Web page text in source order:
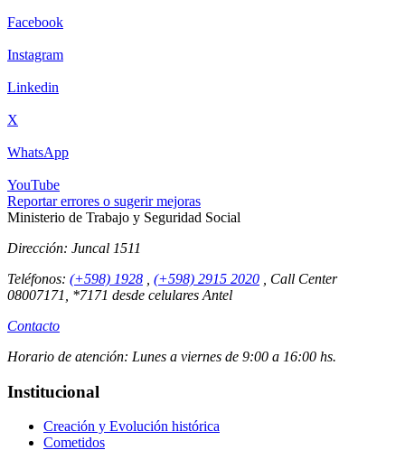
Facebook
Instagram
Linkedin
X
WhatsApp
YouTube
Reportar errores o sugerir mejoras
Ministerio de Trabajo y Seguridad Social
Dirección: Juncal 1511
Teléfonos: (+598) 1928 (+598) 2915 2020
Call Center
08007171, *7171 desde celulares Antel
Contacto
Horario de atención: Lunes a viernes de 9:00 a 16:00 hs.
Institucional
Creación y Evolución histórica
Cometidos